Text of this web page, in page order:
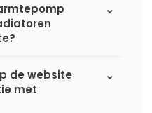
de website
met